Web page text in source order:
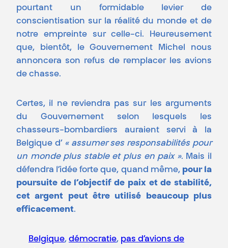
pourtant un formidable levier de
conscientisation sur la réalité du monde et de
notre empreinte sur celle-ci. Heureusement
que, bientôt, le Gouvernement Michel nous
annoncera son refus de remplacer les avions
de chasse.
Certes, il ne reviendra pas sur les arguments
du Gouvernement selon lesquels les
chasseurs-bombardiers auraient servi à la
Belgique d’ « assumer ses responsabilités pour
un monde plus stable et plus en paix ». Mais il
défendra l’idée forte que, quand même, pour la
poursuite de l’objectif de paix et de stabilité,
cet argent peut être utilisé beaucoup plus
efficacement.
Belgique, démocratie, pas d’avions de